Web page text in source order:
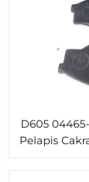
D605
Pelapis